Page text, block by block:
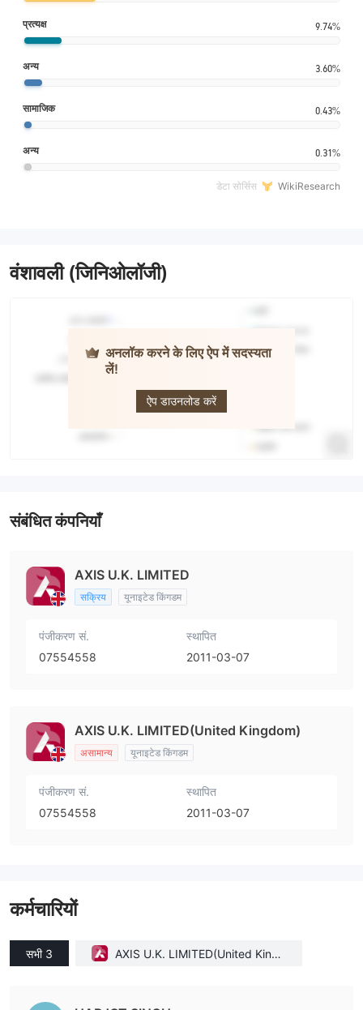
प्रत्यक्ष 9.74%
अन्य 3.60%
सामाजिक 0.43%
अन्य 0.31%
डेटा सोर्सिस WikiResearch
वंशावली (जिनिओलॉजी)
अनलॉक करने के लिए ऐप में सदस्यता
लें!
ऐप डाउनलोड करें
संबंधित कंपनियाँ
AXIS U.K. LIMITED
सक्रिय यूनाइटेड किंगडम
पंजीकरण सं.
07554558
स्थापित
2011-03-07
AXIS U.K. LIMITED(United Kingdom)
असामान्य यूनाइटेड किंगडम
पंजीकरण सं.
07554558
स्थापित
2011-03-07
कर्मचारियों
सभी 3
AXIS U.K. LIMITED(United Kingd